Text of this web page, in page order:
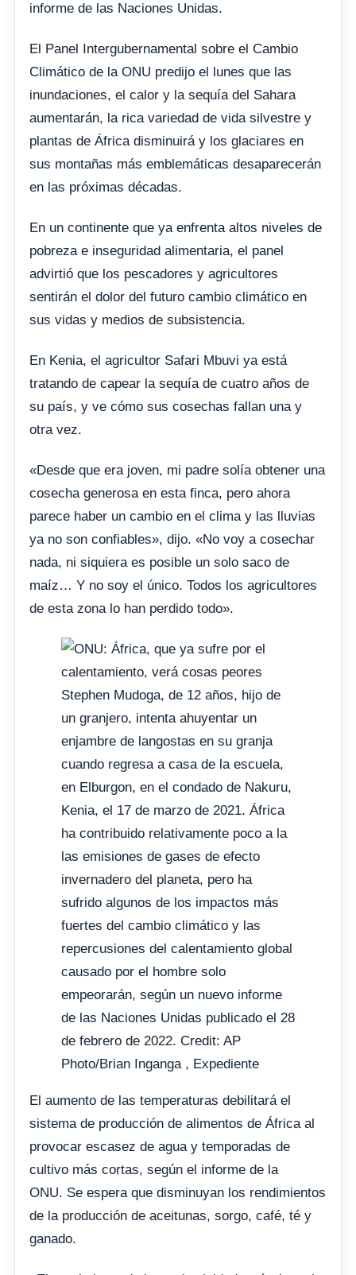
informe de las Naciones Unidas.
El Panel Intergubernamental sobre el Cambio
Climático de la ONU predijo el lunes que las
inundaciones, el calor y la sequía del Sahara
aumentarán, la rica variedad de vida silvestre y
plantas de África disminuirá y los glaciares en
sus montañas más emblemáticas desaparecerán
en las próximas décadas.
En un continente que ya enfrenta altos niveles de
pobreza e inseguridad alimentaria, el panel
advirtió que los pescadores y agricultores
sentirán el dolor del futuro cambio climático en
sus vidas y medios de subsistencia.
En Kenia, el agricultor Safari Mbuvi ya está
tratando de capear la sequía de cuatro años de
su país, y ve cómo sus cosechas fallan una y
otra vez.
«Desde que era joven, mi padre solía obtener una
cosecha generosa en esta finca, pero ahora
parece haber un cambio en el clima y las lluvias
ya no son confiables», dijo. «No voy a cosechar
nada, ni siquiera es posible un solo saco de
maíz… Y no soy el único. Todos los agricultores
de esta zona lo han perdido todo».
Stephen Mudoga, de 12 años, hijo de
un granjero, intenta ahuyentar un
enjambre de langostas en su granja
cuando regresa a casa de la escuela,
en Elburgon, en el condado de Nakuru,
Kenia, el 17 de marzo de 2021. África
ha contribuido relativamente poco a la
las emisiones de gases de efecto
invernadero del planeta, pero ha
sufrido algunos de los impactos más
fuertes del cambio climático y las
repercusiones del calentamiento global
causado por el hombre solo
empeorarán, según un nuevo informe
de las Naciones Unidas publicado el 28
de febrero de 2022. Credit: AP
Photo/Brian Inganga , Expediente
El aumento de las temperaturas debilitará el
sistema de producción de alimentos de África al
provocar escasez de agua y temporadas de
cultivo más cortas, según el informe de la
ONU. Se espera que disminuyan los rendimientos
de la producción de aceitunas, sorgo, café, té y
ganado.